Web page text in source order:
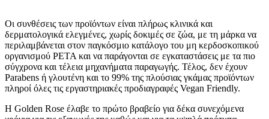
Οι συνθέσεις των προϊόντων είναι πλήρως κλινικά και
δερματολογικά ελεγμένες, χωρίς δοκιμές σε ζώα, με τη μάρκα να
περιλαμβάνεται στον παγκόσμιο κατάλογο του μη κερδοσκοπικού
οργανισμού PETA και να παράγονται σε εγκαταστάσεις με τα πιο
σύγχρονα και τέλεια μηχανήματα παραγωγής. Τέλος, δεν έχουν
Parabens ή γλουτένη και το 99% της πλούσιας γκάμας προϊόντων
πληροί όλες τις εργαστηριακές προδιαγραφές Vegan Friendly.
Η Golden Rose έλαβε το πρώτο βραβείο για δέκα συνεχόμενα